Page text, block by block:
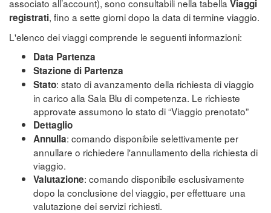
associato all’account), sono consultabili nella tabella Viaggi
registrati, fino a sette giorni dopo la data di termine viaggio.
L'elenco dei viaggi comprende le seguenti informazioni:
Data Partenza
Stazione di Partenza
Stato: stato di avanzamento della richiesta di viaggio
in carico alla Sala Blu di competenza. Le richieste
approvate assumono lo stato di “Viaggio prenotato”
Dettaglio
Annulla: comando disponibile selettivamente per
annullare o richiedere l'annullamento della richiesta di
viaggio.
Valutazione: comando disponibile esclusivamente
dopo la conclusione del viaggio, per effettuare una
valutazione dei servizi richiesti.